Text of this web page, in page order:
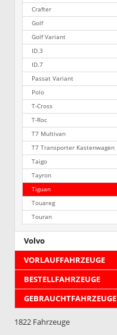
Crafter
Golf
Golf Variant
ID.3
ID.7
Passat Variant
Polo
T-Cross
T-Roc
T7 Multivan
T7 Transporter Kastenwagen
Taigo
Tayron
Tiguan
Touareg
Touran
Volvo
VORLAUFFAHRZEUGE
BESTELLFAHRZEUGE
GEBRAUCHTFAHRZEUGE
1822 Fahrzeuge